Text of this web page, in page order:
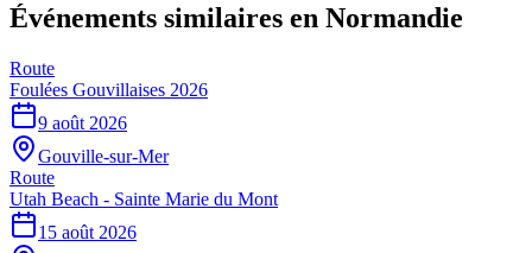
Événements similaires en Normandie
Route
Foulées Gouvillaises 2026
9 août 2026
Gouville-sur-Mer
Route
Utah Beach - Sainte Marie du Mont
15 août 2026